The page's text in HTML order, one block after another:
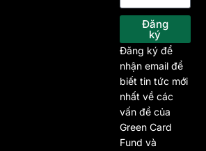
Đăng
ký
Đăng ký để
nhận email để
biết tin tức mới
nhất về các
vấn đề của
Green Card
Fund và